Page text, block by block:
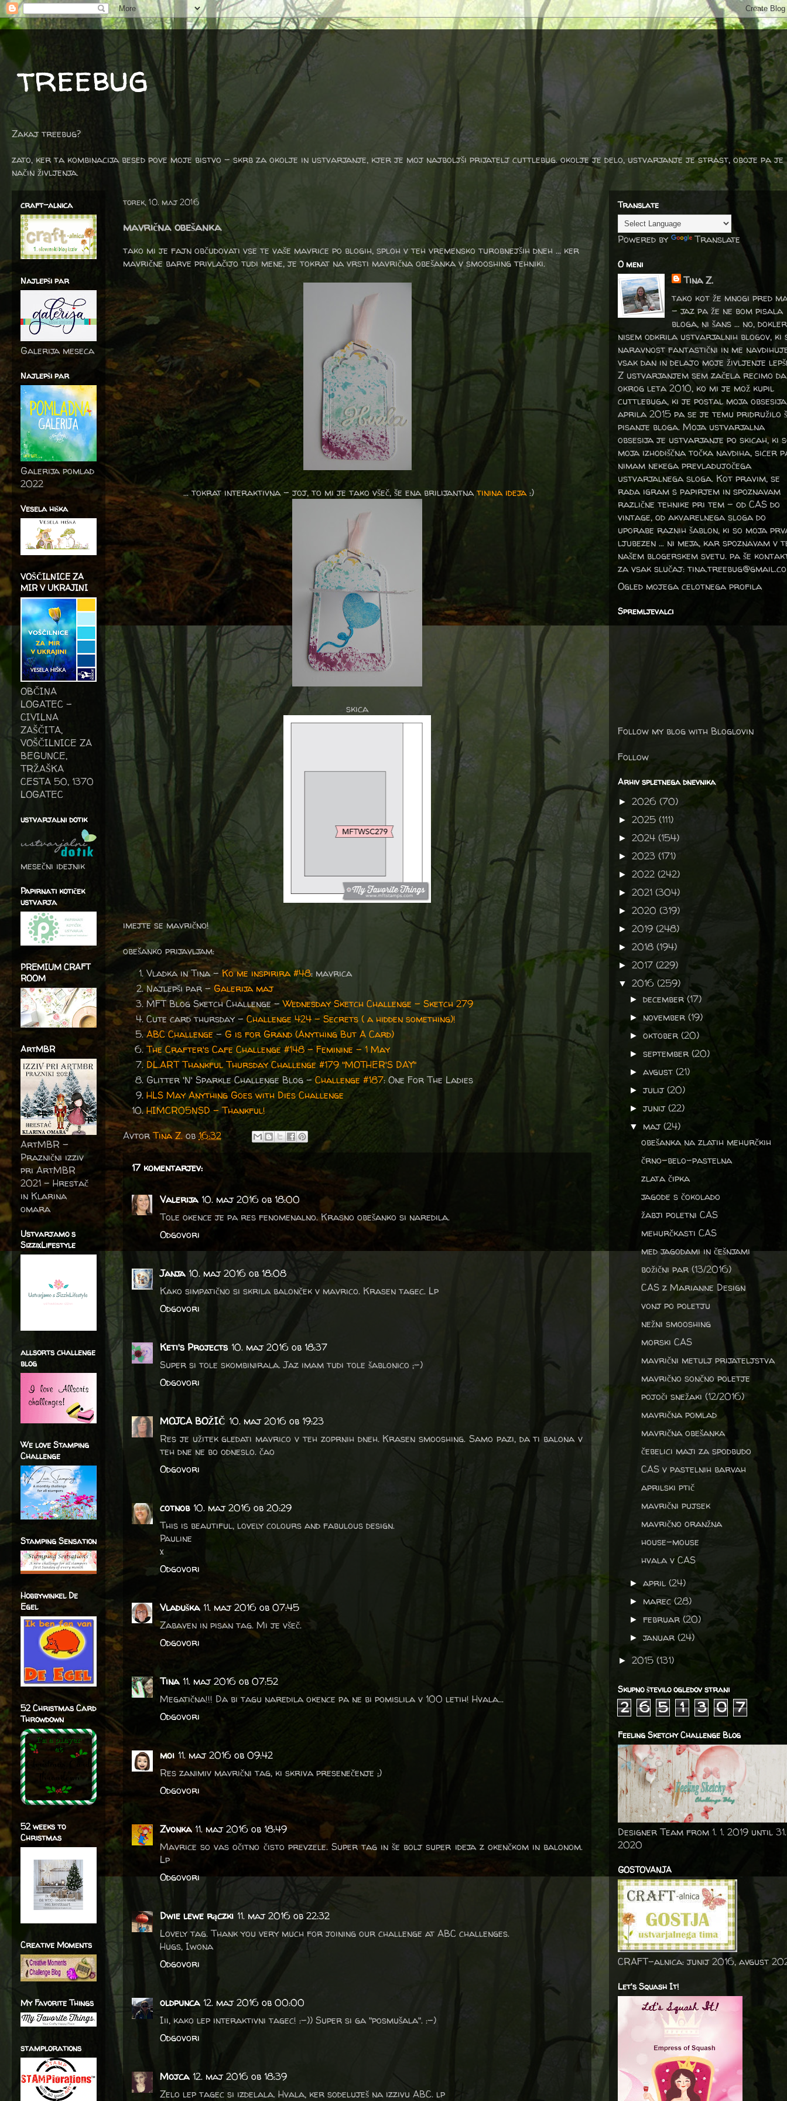
treebug
Zakaj treebug?
zato, ker ta kombinacija besed pove moje bistvo - skrb za okolje in ustvarjanje, kjer je moj najboljši prijatelj cuttlebug. okolje je delo, ustvarjanje je strast, oboje pa je
način življenja.
torek, 10. maj 2016
mavrična obešanka
tako mi je fajn občudovati vse te vaše mavrice po blogih, sploh v teh vremensko turobnejših dneh ... ker
mavrične barve privlačijo tudi mene, je tokrat na vrsti mavrična obešanka v smooshing tehniki.
... tokrat interaktivna - joj, to mi je tako všeč, še ena brilijantnatinina ideja :)
skica
imejte se mavrično!
obešanko prijavljam:
Vladka in Tina - Ko me inspirira #48: mavrica
Najlepši par - Galerija maj
MFT Blog Sketch Challenge -Wednesday Sketch Challenge - Sketch 279
Cute card thursday - Challenge 424 - Secrets ( a hidden something)!
ABC Challenge- G is for Grand (Anything But A Card)
The Crafter's Cafe Challenge #148 - Feminine - 1 May
DL.ART Thankful Thursday Challenge #179 "MOTHER'S DAY"
Glitter 'N' Sparkle Challenge Blog - Challenge #187: One For The Ladies
HLS May Anything Goes with Dies Challenge
HIMCR05NSD - Thankful!
AvtorTina Z. ob16:32
17 komentarjev:
Valerija 10. maj 2016 ob 18:00
Tole okence je pa res fenomenalno. Krasno obešanko si naredila.
Odgovori
Janja 10. maj 2016 ob 18:08
Kako simpatično si skrila balonček v mavrico. Krasen tagec. Lp
Odgovori
Keti's Projects 10. maj 2016 ob 18:37
Super si tole skombinirala. Jaz imam tudi tole šablonico ;-)
Odgovori
MOJCA BOŽIČ 10. maj 2016 ob 19:23
Res je užitek gledati mavrico v teh zoprnih dneh. Krasen smooshing. Samo pazi, da ti balona v
teh dne ne bo odneslo. čao
Odgovori
cotnob 10. maj 2016 ob 20:29
This is beautiful, lovely colours and fabulous design.
Pauline
x
Odgovori
Vladuška 11. maj 2016 ob 07:45
Zabaven in pisan tag. Mi je všeč.
Odgovori
Tina 11. maj 2016 ob 07:52
Megatična!!! Da bi tagu naredila okence pa ne bi pomislila v 100 letih! Hvala...
Odgovori
moi 11. maj 2016 ob 09:42
Res zanimiv mavrični tag, ki skriva presenečenje ;)
Odgovori
Zvonka 11. maj 2016 ob 18:49
Mavrice so vas očitno čisto prevzele. Super tag in še bolj super ideja z okenčkom in balonom.
Lp
Odgovori
Dwie lewe rączki 11. maj 2016 ob 22:32
Lovely tag. Thank you very much for joining our challenge at ABC challenges.
Hugs, Iwona
Odgovori
oldpunca 12. maj 2016 ob 00:00
Iii, kako lep interaktivni tagec! :-)) Super si ga "posmušala". :-)
Odgovori
Mojca 12. maj 2016 ob 18:39
Zelo lep tagec si izdelala. Hvala, ker sodeluješ na izzivu ABC. lp
craft-alnica
Najlepši par
Galerija meseca
Najlepši par
Galerija pomlad
2022
Vesela hiška
VOŠČILNICE ZA
MIR V UKRAJINI
OBČINA
LOGATEC -
CIVILNA
ZAŠČITA,
VOŠČILNICE ZA
BEGUNCE,
TRŽAŠKA
CESTA 50, 1370
LOGATEC
ustvarjalni dotik
mesečni idejnik
Papirnati kotiček
ustvarja
PREMIUM CRAFT
ROOM
ArtMBR
ArtMBR -
Praznični izziv
pri ArtMBR
2021 – Hrestač
in Klarina
omara
Ustvarjamo s
SizzixLifestyle
allsorts challenge
blog
We love Stamping
Challenge
Stamping Sensation
Hobbywinkel De
Egel
52 Christmas Card
Throwdown
52 weeks to
Christmas
Creative Moments
My Favorite Things
stamplorations
Translate
Powered by Translate
O meni
Tina Z.
tako kot že mnogi pred
- jaz pa že ne bom pisala
bloga, ni šans ... no, dokler
nisem odkrila ustvarjalnih blogov, ki
naravnost fantastični in me
vsak dan in delajo moje življenje
Z ustvarjanjem sem začela recimo da
okrog leta 2010, ko mi je mož kupil
cuttlebuga, ki je postal moja
aprila 2015 pa se je temu pridružilo
pisanje bloga. Moja ustvarjalna
obsesija je ustvarjanje po skicah, ki
moja izhodiščna točka navdiha, sicer
nimam nekega prevladujočega
ustvarjalnega sloga. Kot pravim, se
rada igram s papirjem in spoznavam
različne tehnike pri tem – od CAS do
vintage, od akvarelnega sloga do
uporabe raznih šablon, ki so moja
ljubezen … ni meja, kar spoznavam v
našem blogerskem svetu. pa še
za vsak slučaj:
Ogled mojega celotnega profila
Spremljevalci
Follow my blog with Bloglovin
Follow
Arhiv spletnega dnevnika
► 2026 (70)
► 2025 (111)
► 2024 (154)
► 2023 (171)
► 2022 (242)
► 2021 (304)
► 2020 (319)
► 2019 (248)
► 2018 (194)
► 2017 (229)
▼ 2016 (259)
►december(17)
► november(19)
►oktober(20)
►september(20)
►avgust(21)
►julij(20)
►junij(22)
▼ maj(24)
obešanka na zlatih mehurčkih
črno-belo-pastelna
zlata čipka
jagode s čokolado
žabji poletni CAS
mehurčkasti CAS
med jagodami in češnjami
božični par (13/2016)
CAS z Marianne Design
vonj po poletju
nežni smooshing
morski CAS
mavrični metulj prijateljstva
mavrično sončno poletje
pojoči snežaki (12/2016)
mavrična pomlad
mavrična obešanka
čebelici maji za spodbudo
CAS v pastelnih barvah
aprilski ptič
mavrični pujsek
mavrično oranžna
house-mouse
hvala v CAS
►april(24)
► marec(28)
►februar(20)
►januar(24)
► 2015 (131)
Skupno število ogledov strani
2 6 5 1 3 0 7
Feeling Sketchy Challenge Blog
Designer Team from 1. 1. 2019 until
2020
GOSTOVANJA
CRAFT-alnica: junij 2016, avgust
Let's Squash It!